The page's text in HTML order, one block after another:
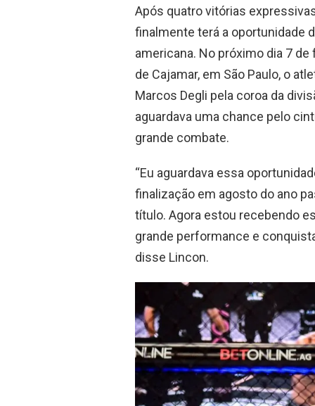
Após quatro vitórias
finalmente terá a oportunidade
americana. No próximo dia 7 de
de Cajamar, em São Paulo, o
Marcos Degli pela coroa da
aguardava uma chance pelo
grande combate.
“Eu aguardava essa
finalização em agosto do ano
título. Agora estou recebendo
grande performance e
disse Lincon.